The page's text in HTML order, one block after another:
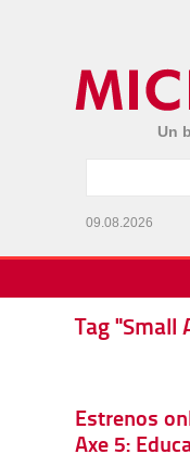
Un
09.08.2026
Tag "Small
Estrenos
Axe 5: